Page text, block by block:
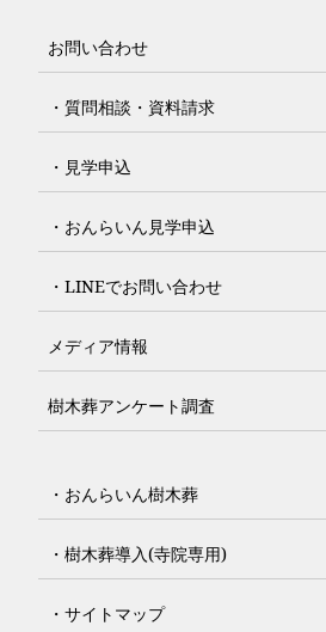
お問い合わせ
・質問相談・資料請求
・見学申込
・おんらいん見学申込
・LINEでお問い合わせ
メディア情報
樹木葬アンケート調査
・おんらいん樹木葬
・樹木葬導入(寺院専用)
・サイトマップ